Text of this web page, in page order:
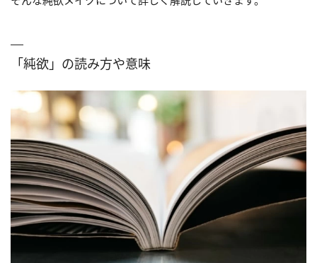
「純欲」の読み方や意味